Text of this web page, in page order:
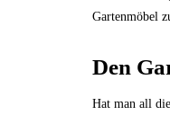
Gartenmöbel
Den
Hat man all